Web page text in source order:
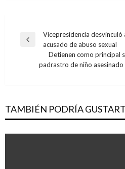
Navegación
entradas
Entrada
Vicepresidencia desvinculó
acusado de abuso sexual
Entrada
Detienen como principal
padrastro de niño asesinado
TAMBIÉN PODRÍA